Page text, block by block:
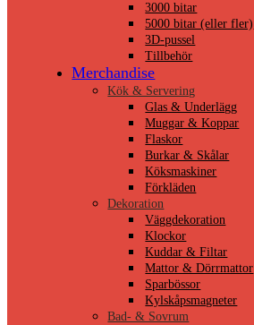
3000 bitar
5000 bitar (eller fler)
3D-pussel
Tillbehör
Merchandise
Kök & Servering
Glas & Underlägg
Muggar & Koppar
Flaskor
Burkar & Skålar
Köksmaskiner
Förkläden
Dekoration
Väggdekoration
Klockor
Kuddar & Filtar
Mattor & Dörrmattor
Sparbössor
Kylskåpsmagneter
Bad- & Sovrum